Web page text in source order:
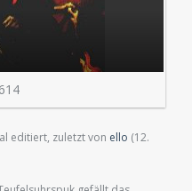
614
editiert, zuletzt von ello (12.